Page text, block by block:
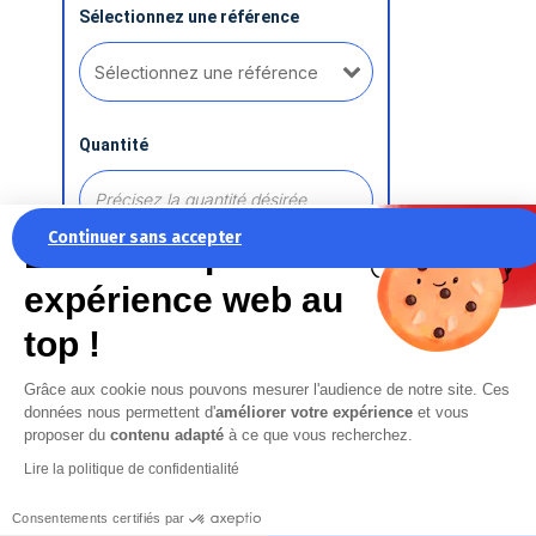
Continuer sans accepter
La recette pour une
expérience web au
top !
Grâce aux cookie nous pouvons mesurer l'audience de notre site. Ces
données nous permettent d'améliorer votre expérience et vous
proposer du contenu adapté à ce que vous recherchez.
Lire la politique de confidentialité
Consentements certifiés par
Sélectionnez une référence
Quantité
Commentaire